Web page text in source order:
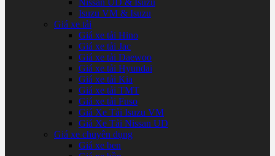
Nissan UD & Isuzu
Isuzu VM & Isuzu
Giá xe tải
Giá xe tải Hino
Giá xe tải Jac
Giá xe tải Daewoo
Giá xe tải Hyundai
Giá xe tải Kia
Giá xe tải TMT
Giá xe tải Fuso
Giá Xe Tải Isuzu VM
Giá Xe Tải Nissan UD
Giá xe chuyên dụng
Giá xe ben